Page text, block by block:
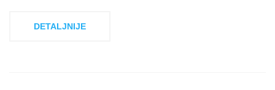
DETALJNIJE